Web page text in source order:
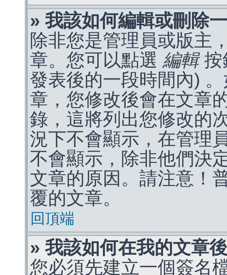
» 我該如何編輯或刪除
除非您是管理員或版主
章。您可以點選 編輯按
發表後的一段時間內)
章，您修改後會在文章
錄，這將列出您修改的
況下不會顯示，在管理
不會顯示，除非他們決
文章的原因。請注意！
覆的文章。
回頂端
» 我該如何在我的文章
您必須先建立一個簽名